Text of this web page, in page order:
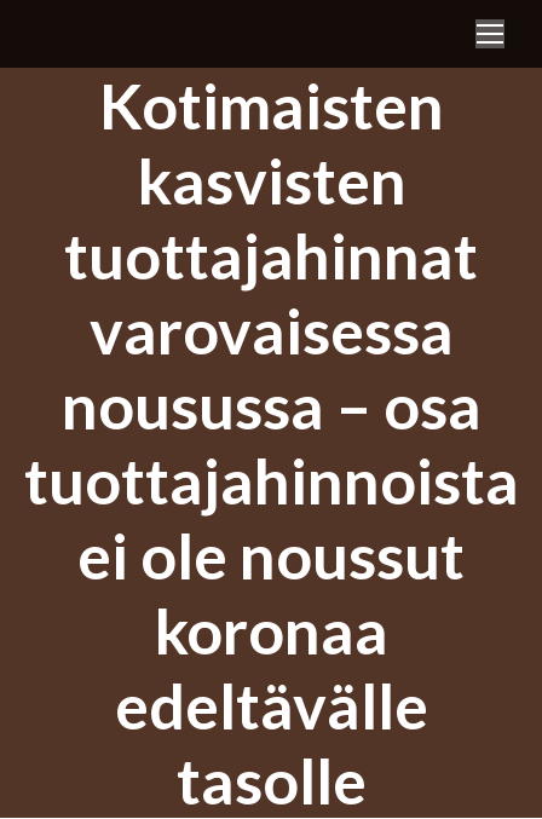
Search:
Kotimaisten
kasvisten
tuottajahinnat
varovaisessa
nousussa – osa
tuottajahinnoista
ei ole noussut
koronaa
edeltävälle
tasolle